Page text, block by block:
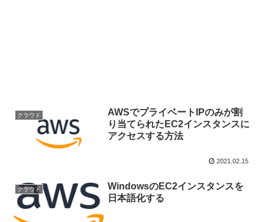
クラウド
AWSでプライベートIPのみが割
り当てられたEC2インスタンスに
アクセスする方法
2021.02.15
クラウド
WindowsのEC2インスタンスを
日本語化する